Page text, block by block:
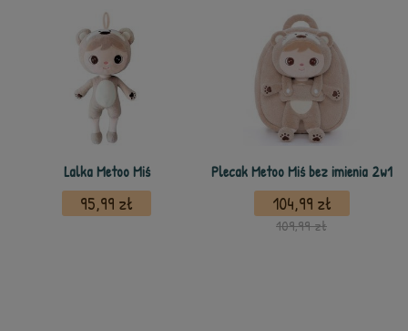
Lalka Metoo Miś
95,99 zł
Plecak Metoo Miś bez imienia 2w1
104,99 zł
109,99 zł